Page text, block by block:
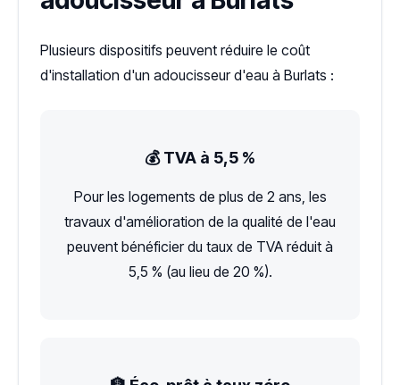
Plusieurs dispositifs peuvent réduire le coût
d'installation d'un adoucisseur d'eau à Burlats :
💰 TVA à 5,5 %
Pour les logements de plus de 2 ans, les
travaux d'amélioration de la qualité de l'eau
peuvent bénéficier du taux de TVA réduit à
5,5 % (au lieu de 20 %).